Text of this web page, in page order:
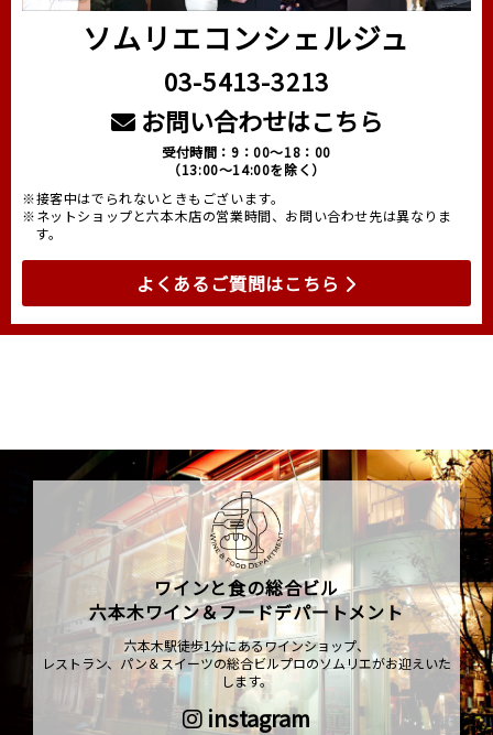
ソムリエコンシェルジュ
03-5413-3213
お問い合わせはこちら
受付時間：9：00～18：00
（13:00～14:00を除く）
※接客中はでられないときもございます。
※ネットショップと六本木店の営業時間、お問い合わせ先は異なりま
す。
よくあるご質問はこちら
ワインと食の総合ビル
六本木ワイン＆フードデパートメント
六本木駅徒歩1分にあるワインショップ、
レストラン、パン＆スイーツの総合ビルプロのソムリエがお迎えいた
します。
instagram